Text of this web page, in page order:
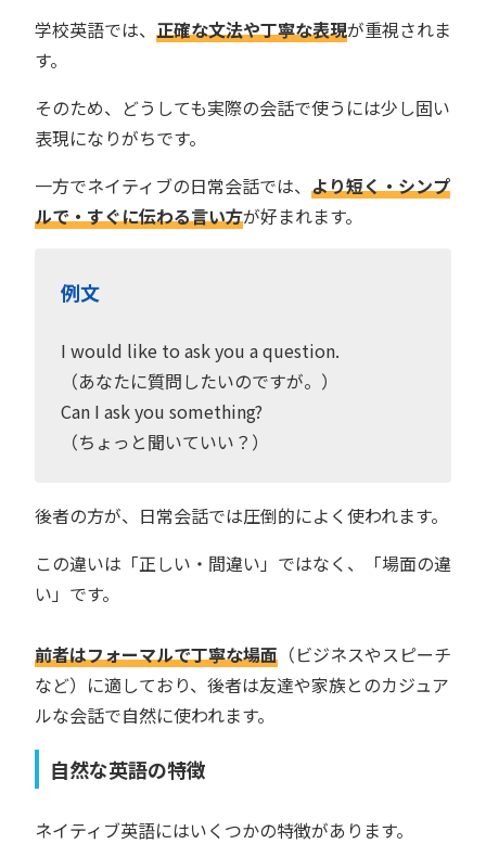
学校英語では、 正確な文法や丁寧な表現が重視されま
す。
そのため、どうしても実際の会話で使うには少し固い
表現になりがちです。
一方でネイティブの日常会話では、 より短く・シンプ
ルで・すぐに伝わる言い方が好まれます。
例文
I would like to ask you a question.
（あなたに質問したいのですが。）
Can I ask you something?
（ちょっと聞いていい？）
後者の方が、日常会話では圧倒的によく使われます。
この違いは「正しい・間違い」ではなく、「場面の違
い」です。
前者はフォーマルで丁寧な場面 （ビジネスやスピーチ
など）に適しており、後者は友達や家族とのカジュア
ルな会話で自然に使われます。
自然な英語の特徴
ネイティブ英語にはいくつかの特徴があります。